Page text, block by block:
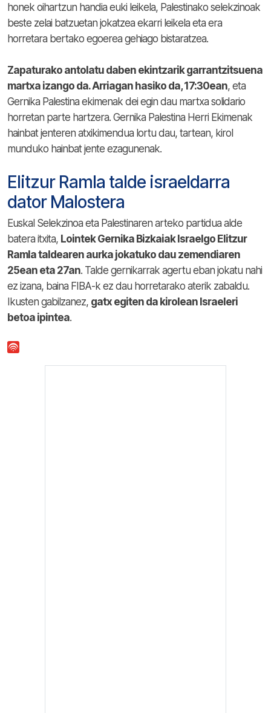
honek oihartzun handia euki leikela, Palestinako selekzinoak
beste zelai batzuetan jokatzea ekarri leikela eta era
horretara bertako egoerea gehiago bistaratzea.
Zapaturako antolatu daben ekintzarik garrantzitsuena
martxa izango da. Arriagan hasiko da, 17:30ean, eta
Gernika Palestina ekimenak dei egin dau martxa solidario
horretan parte hartzera. Gernika Palestina Herri Ekimenak
hainbat jenteren atxikimendua lortu dau, tartean, kirol
munduko hainbat jente ezagunenak.
Elitzur Ramla talde israeldarra
dator Malostera
Euskal Selekzinoa eta Palestinaren arteko partidua alde
batera itxita, Lointek Gernika Bizkaiak Israelgo Elitzur
Ramla taldearen aurka jokatuko dau zemendiaren
25ean eta 27an. Talde gernikarrak agertu eban jokatu nahi
ez izana, baina FIBA-k ez dau horretarako aterik zabaldu.
Ikusten gabilzanez, gatx egiten da kirolean Israeleri
betoa ipintea.